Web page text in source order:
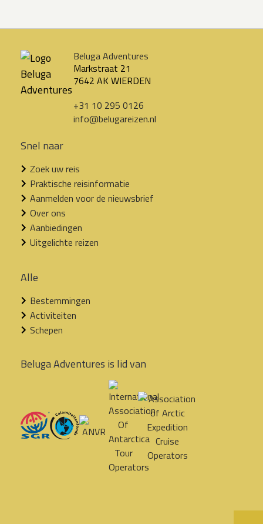
Beluga Adventures
Markstraat 21
7642 AK WIERDEN
+31 10 295 0126
info@belugareizen.nl
Snel naar
Zoek uw reis
Praktische reisinformatie
Aanmelden voor de nieuwsbrief
Over ons
Aanbiedingen
Uitgelichte reizen
Alle
Bestemmingen
Activiteiten
Schepen
Beluga Adventures is lid van